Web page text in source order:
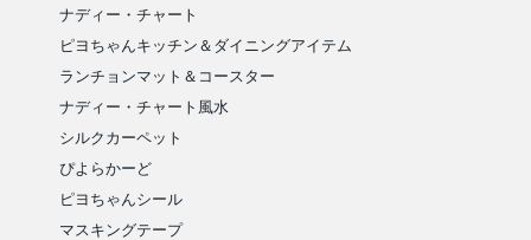
ナディー・チャート
ピヨちゃんキッチン＆ダイニングアイテム
ランチョンマット＆コースター
ナディー・チャート風水
シルクカーペット
ぴよらかーど
ピヨちゃんシール
マスキングテープ